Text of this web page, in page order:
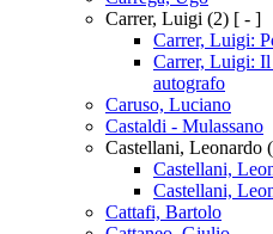
Carrer, Luigi (2) [ - ]
Carrer, Luigi:
Carrer, Luigi: Il
autografo
Caruso, Luciano
Castaldi - Mulassano
Castellani, Leonardo
Castellani,
Castellani,
Cattafi, Bartolo